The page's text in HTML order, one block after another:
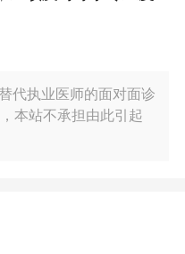
代执业医师的面对面诊
本站不承担由此引起